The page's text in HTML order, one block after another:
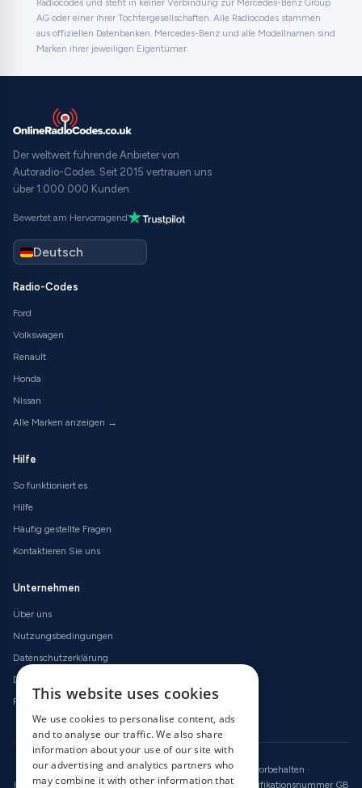
Radiocodes und steht in keiner Verbindung zur Mercedes-Benz Group
AG oder einer ihrer Tochtergesellschaften. Alle Radiocodes stammen
aus offiziellen Datenbanken. Mercedes-Benz und alle Modellnamen sind
Marken ihrer jeweiligen Eigentümer.
Der weltweit führende Anbieter von
Autoradio-Codes. Seit 2015 vertrauen uns
über 1.000.000 Kunden.
Bewertet am Hervorragend
Radio-Codes
Ford
Volkswagen
Renault
Honda
Nissan
Alle Marken anzeigen →
Hilfe
So funktioniert es
Hilfe
Häufig gestellte Fragen
Kontaktieren Sie uns
Unternehmen
Über uns
Nutzungsbedingungen
Datenschutzerklärung
Datenschutzerklärung
Rückerstattungsrichtlinien
© 2026 OnlineRadioCodes.co.uk · Alle Rechte vorbehalten ·
Handelsregisternummer 09736186 · Umsatzsteuer-Identifikationsnummer GB
This website uses cookies
We use cookies to personalise content, ads
and to analyse our traffic. We also share
information about your use of our site with
our advertising and analytics partners who
may combine it with other information that